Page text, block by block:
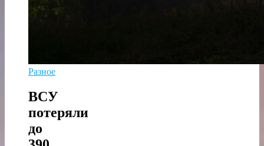
Разное
ВСУ
потеряли
до